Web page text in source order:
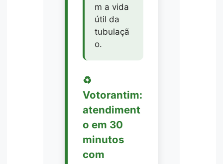
m a vida
útil da
tubulaçã
o.
♻️
Votorantim:
atendiment
o em 30
minutos
com